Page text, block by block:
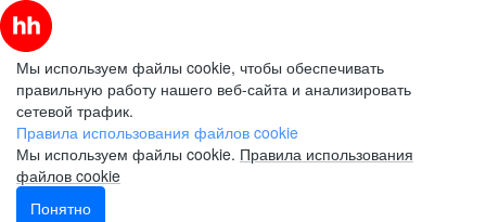
Мы используем файлы cookie, чтобы обеспечивать
правильную работу нашего веб-сайта и анализировать
сетевой трафик.
Правила использования файлов cookie
Мы используем файлы cookie. Правила использования
файлов cookie
Понятно